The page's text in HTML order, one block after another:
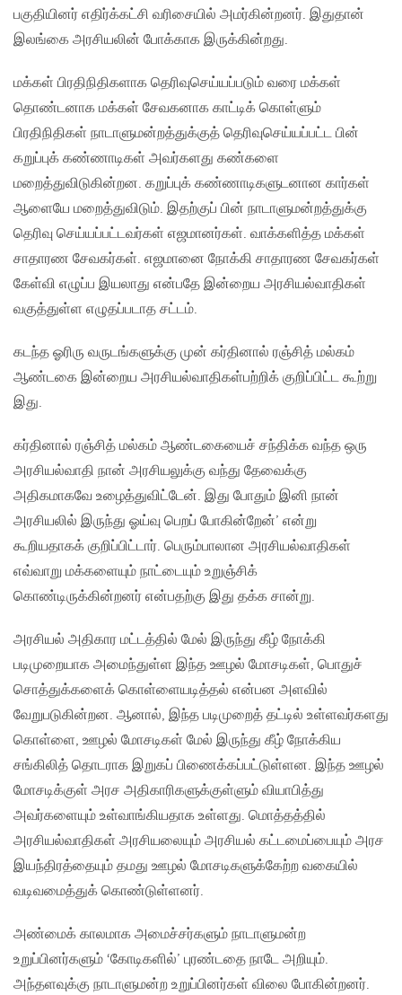
பகுதியினர் எதிர்க்கட்சி வரிசையில் அமர்கின்றனர். இதுதான்
இலங்கை அரசியலின் போக்காக இருக்கின்றது.
மக்கள் பிரதிநிதிகளாக தெரிவுசெய்யப்படும் வரை மக்கள்
தொண்டனாக மக்கள் சேவகனாக காட்டிக் கொள்ளும்
பிரதிநிதிகள் நாடாளுமன்றத்துக்குத் தெரிவுசெய்யப்பட்ட பின்
கறுப்புக் கண்ணாடிகள் அவர்களது கண்களை
மறைத்துவிடுகின்றன. கறுப்புக் கண்ணாடிகளுடனான கார்கள்
ஆளையே மறைத்துவிடும். இதற்குப் பின் நாடாளுமன்றத்துக்கு
தெரிவு செய்யப்பட்டவர்கள் எஜமானர்கள். வாக்களித்த மக்கள்
சாதாரண சேவகர்கள். எஜமானை நோக்கி சாதாரண சேவகர்கள்
கேள்வி எழுப்ப இயலாது என்பதே இன்றைய அரசியல்வாதிகள்
வகுத்துள்ள எழுதப்படாத சட்டம்.
கடந்த ஓரிரு வருடங்களுக்கு முன் கர்தினால் ரஞ்சித் மல்கம்
ஆண்டகை இன்றைய அரசியல்வாதிகள்பற்றிக் குறிப்பிட்ட கூற்று
இது.
கர்தினால் ரஞ்சித் மல்கம் ஆண்டகையைச் சந்திக்க வந்த ஒரு
அரசியல்வாதி நான் அரசியலுக்கு வந்து தேவைக்கு
அதிகமாகவே உழைத்துவிட்டேன். இது போதும் இனி நான்
அரசியலில் இருந்து ஓய்வு பெறப் போகின்றேன்’ என்று
கூறியதாகக் குறிப்பிட்டார். பெரும்பாலான அரசியல்வாதிகள்
எவ்வாறு மக்களையும் நாட்டையும் உறுஞ்சிக்
கொண்டிருக்கின்றனர் என்பதற்கு இது தக்க சான்று.
அரசியல் அதிகார மட்டத்தில் மேல் இருந்து கீழ் நோக்கி
படிமுறையாக அமைந்துள்ள இந்த ஊழல் மோசடிகள், பொதுச்
சொத்துக்களைக் கொள்ளையடித்தல் என்பன அளவில்
வேறுபடுகின்றன. ஆனால், இந்த படிமுறைத் தட்டில் உள்ளவர்களது
கொள்ளை, ஊழல் மோசடிகள் மேல் இருந்து கீழ் நோக்கிய
சங்கிலித் தொடராக இறுகப் பிணைக்கப்பட்டுள்ளன. இந்த ஊழல்
மோசடிக்குள் அரச அதிகாரிகளுக்குள்ளும் வியாபித்து
அவர்களையும் உள்வாங்கியதாக உள்ளது. மொத்தத்தில்
அரசியல்வாதிகள் அரசியலையும் அரசியல் கட்டமைப்பையும் அரச
இயந்திரத்தையும் தமது ஊழல் மோசடிகளுக்கேற்ற வகையில்
வடிவமைத்துக் கொண்டுள்ளனர்.
அண்மைக் காலமாக அமைச்சர்களும் நாடாளுமன்ற
உறுப்பினர்களும் ‘கோடிகளில்’ புரண்டதை நாடே அறியும்.
அந்தளவுக்கு நாடாளுமன்ற உறுப்பினர்கள் விலை போகின்றனர்.